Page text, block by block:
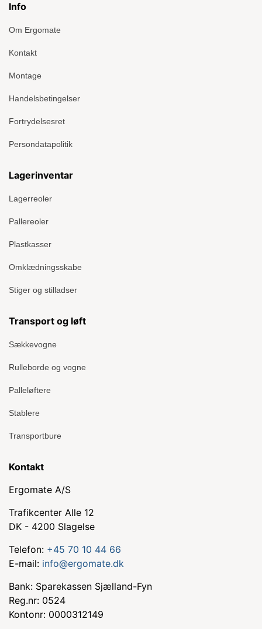
Info
Om Ergomate
Kontakt
Montage
Handelsbetingelser
Fortrydelsesret
Persondatapolitik
Lagerinventar
Lagerreoler
Pallereoler
Plastkasser
Omklædningsskabe
Stiger og stilladser
Transport og løft
Sækkevogne
Rulleborde og vogne
Palleløftere
Stablere
Transportbure
Kontakt
Ergomate A/S
Trafikcenter Alle 12
DK - 4200 Slagelse
Telefon: +45 70 10 44 66
E-mail: info@ergomate.dk
Bank: Sparekassen Sjælland-Fyn
Reg.nr: 0524
Kontonr: 0000312149